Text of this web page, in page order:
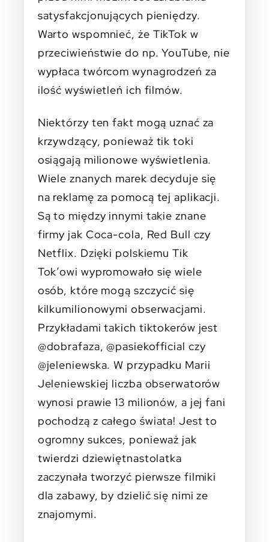
satysfakcjonujących pieniędzy.
Warto wspomnieć, że TikTok w
przeciwieństwie do np. YouTube, nie
wypłaca twórcom wynagrodzeń za
ilość wyświetleń ich filmów.
Niektórzy ten fakt mogą uznać za
krzywdzący, ponieważ tik toki
osiągają milionowe wyświetlenia.
Wiele znanych marek decyduje się
na reklamę za pomocą tej aplikacji.
Są to między innymi takie znane
firmy jak Coca-cola, Red Bull czy
Netflix. Dzięki polskiemu Tik
Tok’owi wypromowało się wiele
osób, które mogą szczycić się
kilkumilionowymi obserwacjami.
Przykładami takich tiktokerów jest
@dobrafaza, @pasiekofficial czy
@jeleniewska. W przypadku Marii
Jeleniewskiej liczba obserwatorów
wynosi prawie 13 milionów, a jej fani
pochodzą z całego świata! Jest to
ogromny sukces, ponieważ jak
twierdzi dziewiętnastolatka
zaczynała tworzyć pierwsze filmiki
dla zabawy, by dzielić się nimi ze
znajomymi.